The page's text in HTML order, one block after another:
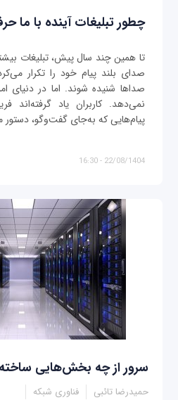
چطور تبلیغات آینده با ما
تا همین چند سال پیش، تبلیغات
صدای بلند پیام خود را تکرار
صداها شنیده شوند. اما در دنیای
نمی‌دهد. کاربران یاد گرفته‌اند
پیام‌هایی که به‌جای گفت‌وگو،
22/08/1404 - 16:30
سرور از چه بخش‌هایی
حمیدرضا تائبی فناوری شبکه